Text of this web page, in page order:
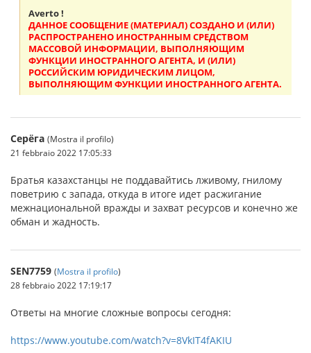
Averto !
ДАННОЕ СООБЩЕНИЕ (МАТЕРИАЛ) СОЗДАНО И (ИЛИ)
РАСПРОСТРАНЕНО ИНОСТРАННЫМ СРЕДСТВОМ
МАССОВОЙ ИНФОРМАЦИИ, ВЫПОЛНЯЮЩИМ
ФУНКЦИИ ИНОСТРАННОГО АГЕНТА, И (ИЛИ)
РОССИЙСКИМ ЮРИДИЧЕСКИМ ЛИЦОМ,
ВЫПОЛНЯЮЩИМ ФУНКЦИИ ИНОСТРАННОГО АГЕНТА.
Серёга (Mostra il profilo)
21 febbraio 2022 17:05:33
Братья казахстанцы не поддавайтись лживому, гнилому
поветрию с запада, откуда в итоге идет расжигание
межнациональной вражды и захват ресурсов и конечно же
обман и жадность.
SEN7759 (Mostra il profilo)
28 febbraio 2022 17:19:17
Ответы на многие сложные вопросы сегодня:
https://www.youtube.com/watch?v=8VkIT4fAKIU